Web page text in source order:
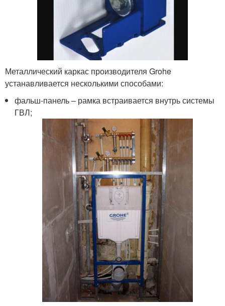
Металлический каркас производителя Grohe
устанавливается несколькими способами:
фальш-панель – рамка встраивается внутрь системы
ГВЛ;